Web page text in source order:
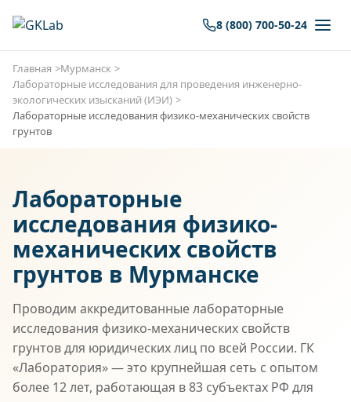
8 (800) 700-50-24
Главная
Мурманск
Лабораторные исследования для проведения инженерно-
экологических изысканий (ИЭИ)
Лабораторные исследования физико-механических свойств
грунтов
Лабораторные
исследования физико-
механических свойств
грунтов в Мурманске
Проводим аккредитованные лабораторные
исследования физико-механических свойств
грунтов для юридических лиц по всей России. ГК
«Лаборатория» — это крупнейшая сеть с опытом
более 12 лет, работающая в 83 субъектах РФ для